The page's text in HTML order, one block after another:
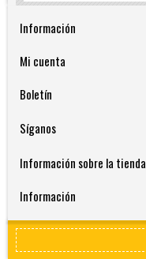
Información
Mi cuenta
Boletín
Síganos
Información sobre la tienda
Información